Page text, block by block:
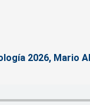
2026, Mario